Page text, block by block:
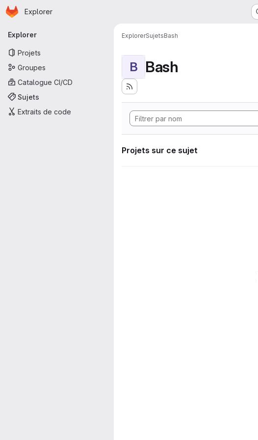
Passer au contenu principal
Page d'accueil
Explorer
Navigation principale
Explorer
Projets
Groupes
Catalogue CI/CD
Sujets
Extraits de code
ExplorerSujetsBash
B Bash
Projets sur ce sujet